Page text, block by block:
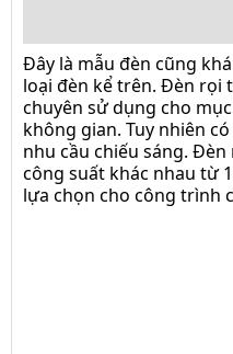
Đây là mẫu đèn cũng
loại đèn kể trên. Đèn rọi
chuyên sử dụng cho
không gian. Tuy nhiên
nhu cầu chiếu sáng.
công suất khác nhau từ
lựa chọn cho công trình